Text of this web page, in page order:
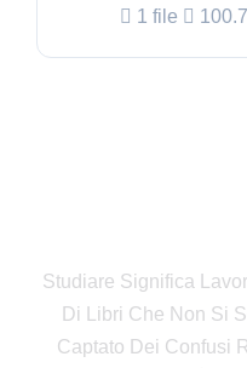
1 file
Studiare Significa
Di Libri Che Non Si
Captato Dei Confusi